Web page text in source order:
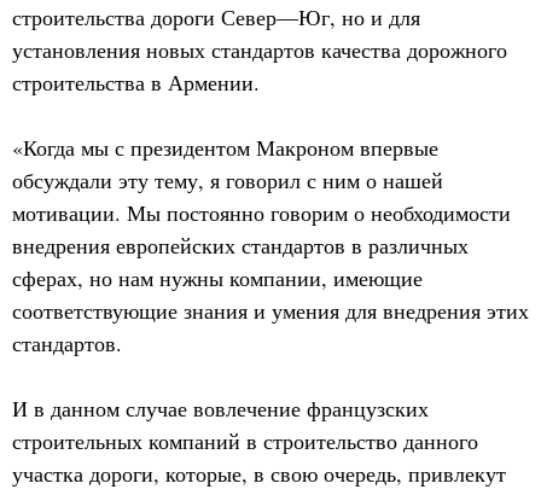
строительства дороги Север—Юг, но и для
установления новых стандартов качества дорожного
строительства в Армении.
«Когда мы с президентом Макроном впервые
обсуждали эту тему, я говорил с ним о нашей
мотивации. Мы постоянно говорим о необходимости
внедрения европейских стандартов в различных
сферах, но нам нужны компании, имеющие
соответствующие знания и умения для внедрения этих
стандартов.
И в данном случае вовлечение французских
строительных компаний в строительство данного
участка дороги, которые, в свою очередь, привлекут